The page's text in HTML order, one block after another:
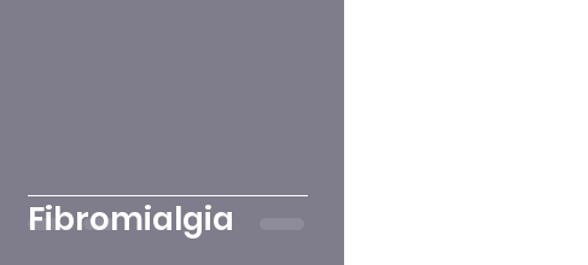
Fibromialgia